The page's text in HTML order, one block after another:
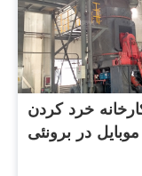
خرد کردن
در برونئی